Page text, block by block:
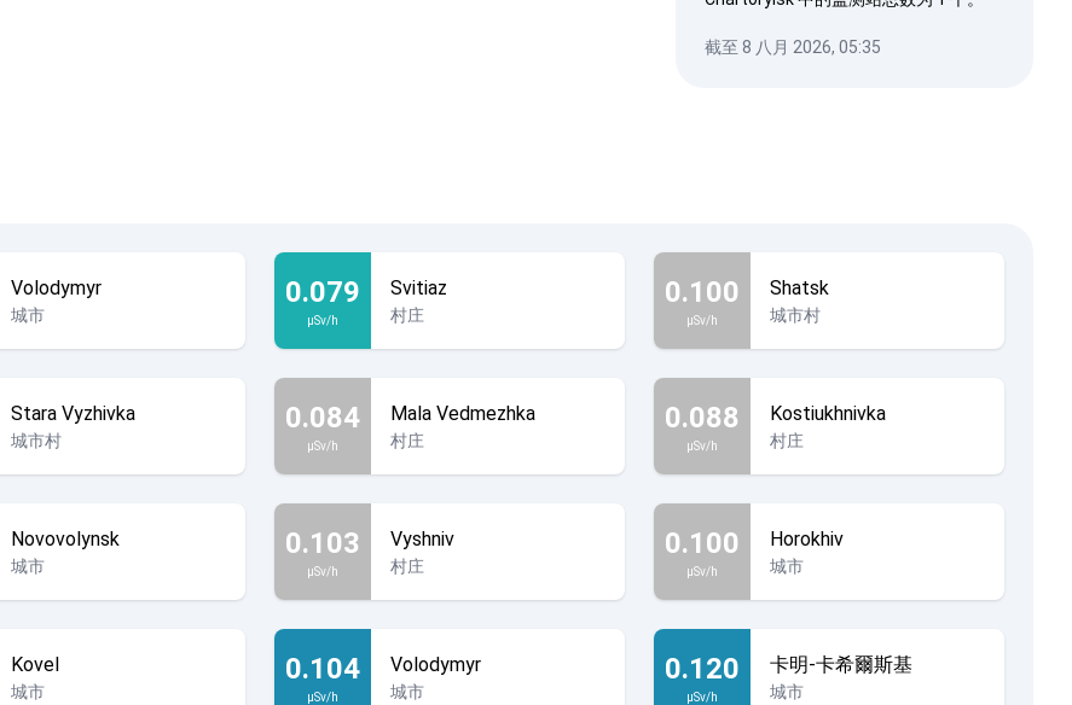
截至 8 八月 2026, 05:35
Volodymyr
城市
0.079
µSv/h
Svitiaz
村庄
0.100
µSv/h
Shatsk
城市村
Stara Vyzhivka
城市村
0.084
µSv/h
Mala Vedmezhka
村庄
0.088
µSv/h
Kostiukhnivka
村庄
Novovolynsk
城市
0.103
µSv/h
Vyshniv
村庄
0.100
µSv/h
Horokhiv
城市
Kovel
城市
0.104
µSv/h
Volodymyr
城市
0.120
µSv/h
卡明-卡希爾斯基
城市